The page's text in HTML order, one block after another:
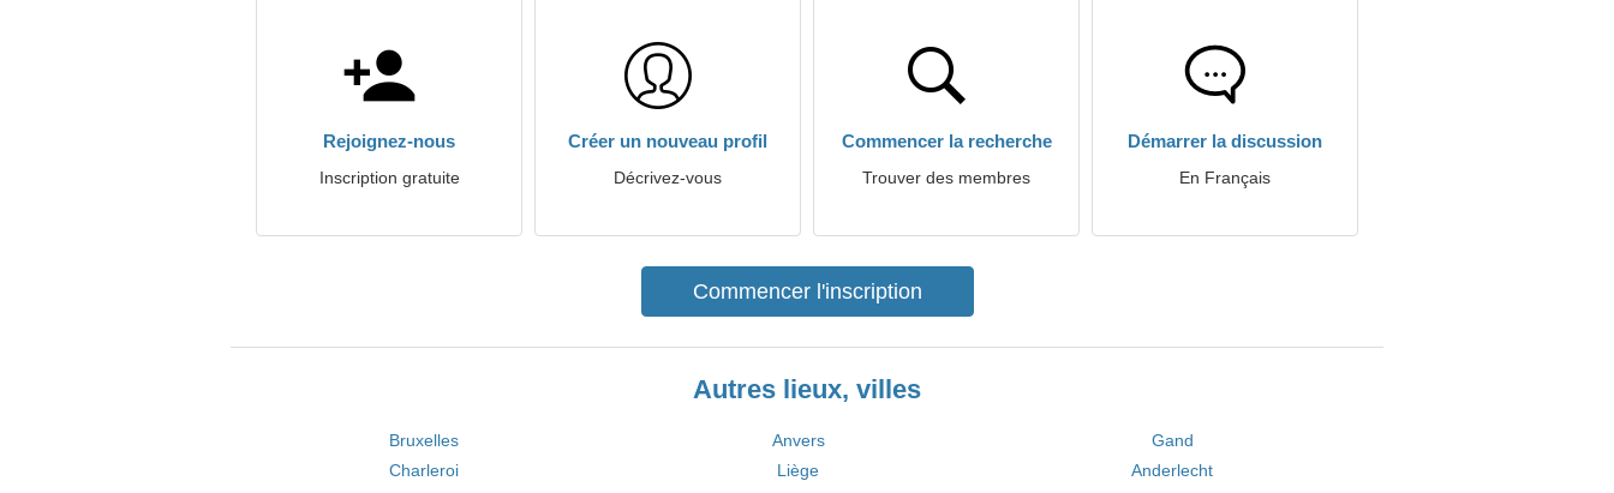
Rejoignez-nous
Inscription gratuite
Créer un nouveau profil
Décrivez-vous
Commencer la recherche
Trouver des membres
Démarrer la discussion
En Français
Commencer l'inscription
Autres lieux, villes
Bruxelles Anvers
Gand
Charleroi
Liège
Anderlecht